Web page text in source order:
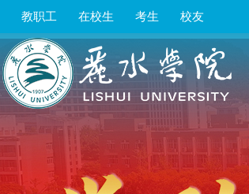
教职工 在校生 考生 校友